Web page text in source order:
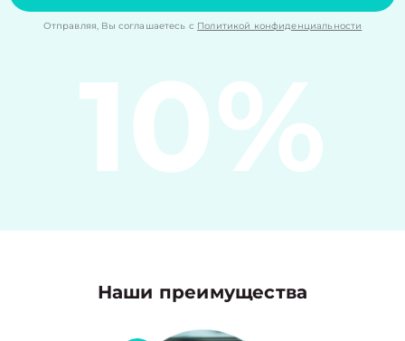
Отправляя, Вы соглашаетесь с Политикой конфиденциальности
10%
Наши преимущества